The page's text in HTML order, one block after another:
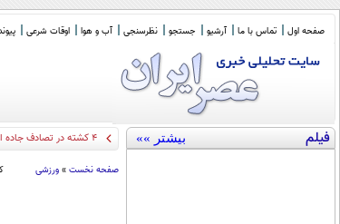
صفحه اول تماس با ما آرشیو جستجو نظرسنجی آب و هوا اوقات شرعی
فیلم بیشتر »» ۴ کشته در تصادف جاده اهواز خرمشهر
صفحه نخست » ورزشی